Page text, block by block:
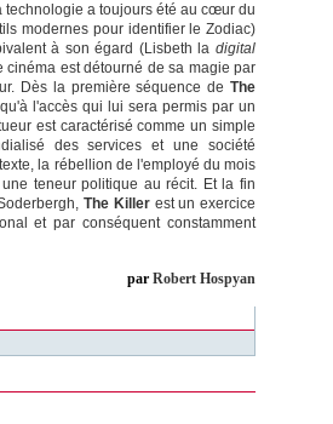
technologie a toujours été au cœur du
modernes pour identifier le Zodiac)
à son égard (Lisbeth ladigital
est détourné de sa magie par
Dès la première séquence deThe
l'accès qui lui sera permis par un
est caractérisé comme un simple
des services et une société
la rébellion de l'employé du mois
teneur politique au récit. Et la fin
The Killerest un exercice
et par conséquent constamment
par Robert Hospyan